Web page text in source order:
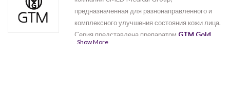
предназначенная для разнонаправленного и
комплексного улучшения состояния кожи лица.
Серия представлена препаратом GTM Gold
Cell 5%. Препарат содержит
Show More